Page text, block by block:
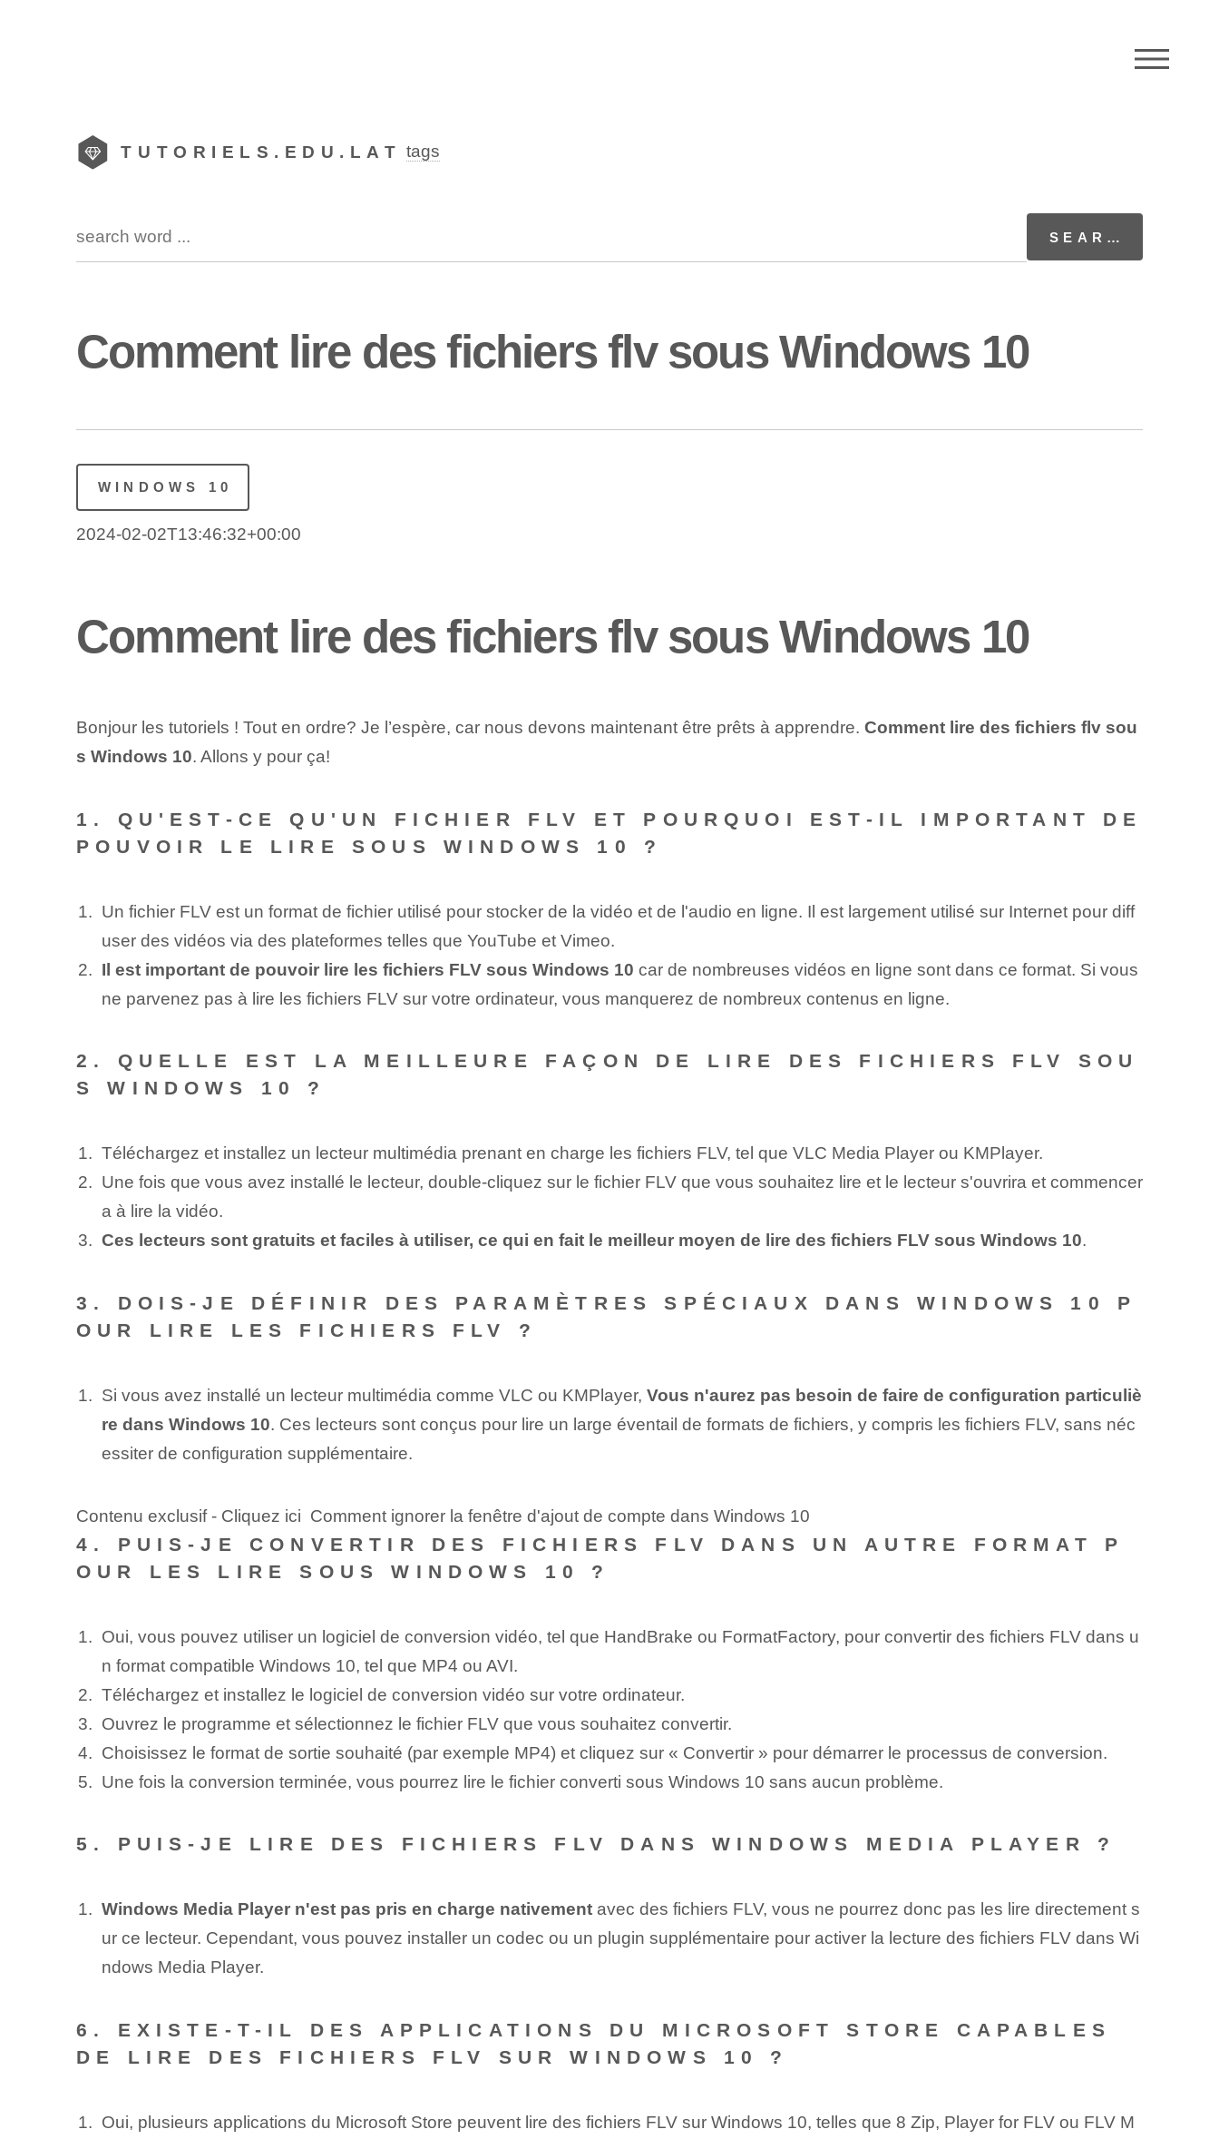
TUTORIELS.EDU.LAT tags
Comment lire des fichiers flv sous Windows 10
WINDOWS 10
2024-02-02T13:46:32+00:00
Comment lire des fichiers flv sous Windows 10
Bonjour les tutoriels ! Tout en ordre? Je l’espère, car nous devons maintenant être prêts à apprendre. Comment lire des fichiers flv sou
s Windows 10. Allons y pour ça!
1. QU'EST-CE QU'UN FICHIER FLV ET POURQUOI EST-IL IMPORTANT DE
POUVOIR LE LIRE SOUS WINDOWS 10 ?
Un fichier FLV est un format de fichier utilisé pour stocker de la vidéo et de l'audio en ligne. Il est largement utilisé sur Internet pour diff
user des vidéos via des plateformes telles que YouTube et Vimeo.
Il est important de pouvoir lire les fichiers FLV sous Windows 10 car de nombreuses vidéos en ligne sont dans ce format. Si vous
ne parvenez pas à lire les fichiers FLV sur votre ordinateur, vous manquerez de nombreux contenus en ligne.
2. QUELLE EST LA MEILLEURE FAÇON DE LIRE DES FICHIERS FLV SOU
S WINDOWS 10 ?
Téléchargez et installez un lecteur multimédia prenant en charge les fichiers FLV, tel que VLC Media Player ou KMPlayer.
Une fois que vous avez installé le lecteur, double-cliquez sur le fichier FLV que vous souhaitez lire et le lecteur s'ouvrira et commencer
a à lire la vidéo.
Ces lecteurs sont gratuits et faciles à utiliser, ce qui en fait le meilleur moyen de lire des fichiers FLV sous Windows 10.
3. DOIS-JE DÉFINIR DES PARAMÈTRES SPÉCIAUX DANS WINDOWS 10 P
OUR LIRE LES FICHIERS FLV ?
Si vous avez installé un lecteur multimédia comme VLC ou KMPlayer, Vous n'aurez pas besoin de faire de configuration particuliè
re dans Windows 10. Ces lecteurs sont conçus pour lire un large éventail de formats de fichiers, y compris les fichiers FLV, sans néc
essiter de configuration supplémentaire.
Contenu exclusif - Cliquez ici Comment ignorer la fenêtre d'ajout de compte dans Windows 10
4. PUIS-JE CONVERTIR DES FICHIERS FLV DANS UN AUTRE FORMAT P
OUR LES LIRE SOUS WINDOWS 10 ?
Oui, vous pouvez utiliser un logiciel de conversion vidéo, tel que HandBrake ou FormatFactory, pour convertir des fichiers FLV dans u
n format compatible Windows 10, tel que MP4 ou AVI.
Téléchargez et installez le logiciel de conversion vidéo sur votre ordinateur.
Ouvrez le programme et sélectionnez le fichier FLV que vous souhaitez convertir.
Choisissez le format de sortie souhaité (par exemple MP4) et cliquez sur « Convertir » pour démarrer le processus de conversion.
Une fois la conversion terminée, vous pourrez lire le fichier converti sous Windows 10 sans aucun problème.
5. PUIS-JE LIRE DES FICHIERS FLV DANS WINDOWS MEDIA PLAYER ?
Windows Media Player n'est pas pris en charge nativementavec des fichiers FLV, vous ne pourrez donc pas les lire directement s
ur ce lecteur. Cependant, vous pouvez installer un codec ou un plugin supplémentaire pour activer la lecture des fichiers FLV dans Wi
ndows Media Player.
6. EXISTE-T-IL DES APPLICATIONS DU MICROSOFT STORE CAPABLES
DE LIRE DES FICHIERS FLV SUR WINDOWS 10 ?
Oui, plusieurs applications du Microsoft Store peuvent lire des fichiers FLV sur Windows 10, telles que 8 Zip, Player for FLV ou FLV M